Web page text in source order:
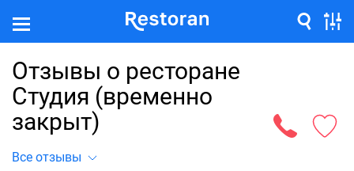
Отзывы о ресторане
Студия (временно
закрыт)
Все отзывы